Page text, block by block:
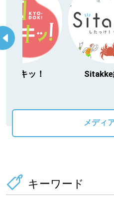
Sitakke編集部
メディ
キーワード